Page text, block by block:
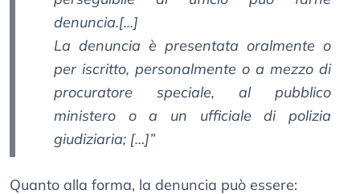
denuncia.[...]
La denuncia è presentata oralmente o
per iscritto, personalmente o a mezzo di
procuratore speciale, al pubblico
ministero o a un ufficiale di polizia
giudiziaria; […]”
Quanto alla forma, la denuncia può essere: